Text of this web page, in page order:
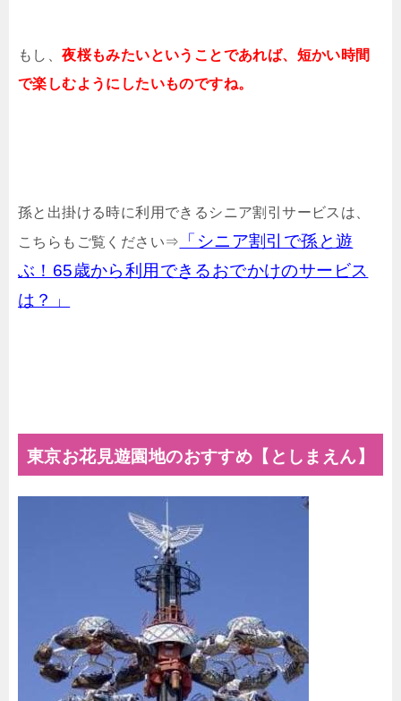
もし、夜桜もみたいということであれば、短かい時間
で楽しむようにしたいものですね。
孫と出掛ける時に利用できるシニア割引サービスは、
こちらもご覧ください⇒
「シニア割引で孫と遊
ぶ！65歳から利用できるおでかけのサービス
は？」
東京お花見遊園地のおすすめ【としまえん】